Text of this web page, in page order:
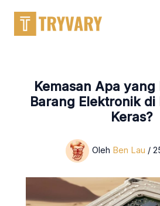
konten
Kemasan Apa
Barang Elektronik
Keras?
Oleh Ben Lau /